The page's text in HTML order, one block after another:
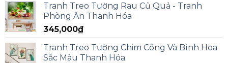
Tranh Treo Tường Rau Củ Quả - Tranh
Phòng Ăn Thanh Hóa
345,000₫
Tranh Treo Tường Chim Công Và Bình Hoa
Sắc Màu Thanh Hóa